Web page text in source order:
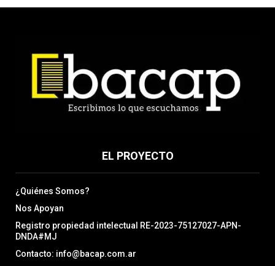
EL PROYECTO
¿Quiénes Somos?
Nos Apoyan
Registro propiedad intelectual RE-2023-75127027-APN-
DNDA#MJ
Contacto: info@bacap.com.ar